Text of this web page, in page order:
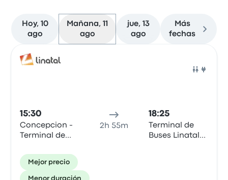
Hoy, 10
ago
Mañana, 11
ago
jue, 13
ago
Más
fechas
15:30
Concepcion -
Terminal de
2h 55m
18:25
Terminal de
Buses Linatal
Mejor precio
Menor duración